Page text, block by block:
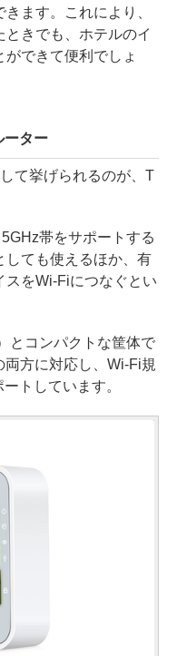
ます。これにより、
きでも、ホテルのイ
できて便利でしょ
ーター
て挙げられるのが、T
帯をサポートする
しても使えるほか、有
をWi-Fiにつなぐとい
とコンパクトな筐体で
方に対応し、Wi-Fi規
トしています。